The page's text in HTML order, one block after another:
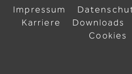
Impressum
Karriere
Downloads
Cookies